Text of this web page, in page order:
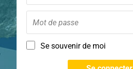
Se souvenir de moi